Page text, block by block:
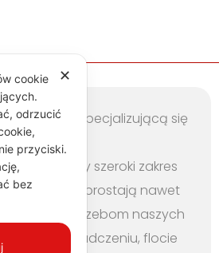
firmą specjalizującą się
Oferujemy szeroki zakres
które sprostają nawet
potrzebom naszych
doświadczeniu, flocie
✕
cookie
odrzucić
przyciski.
bez